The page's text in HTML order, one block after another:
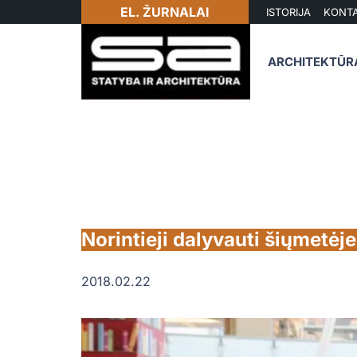
EL. ŽURNALAI ISTORIJA
Norintieji dalyvauti
2018.02.22